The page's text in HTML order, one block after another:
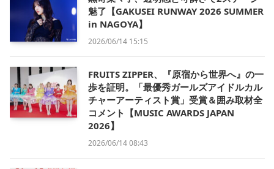
魅了【GAKUSEI RUNWAY 2026 SUMMER
in NAGOYA】
2026/06/14 15:15
FRUITS ZIPPER、『原宿から世界へ』の一
歩を証明。「最優秀ガールズアイドルカル
チャーアーティスト賞」受賞＆囲み取材全
コメント【MUSIC AWARDS JAPAN
2026】
2026/06/14 08:43